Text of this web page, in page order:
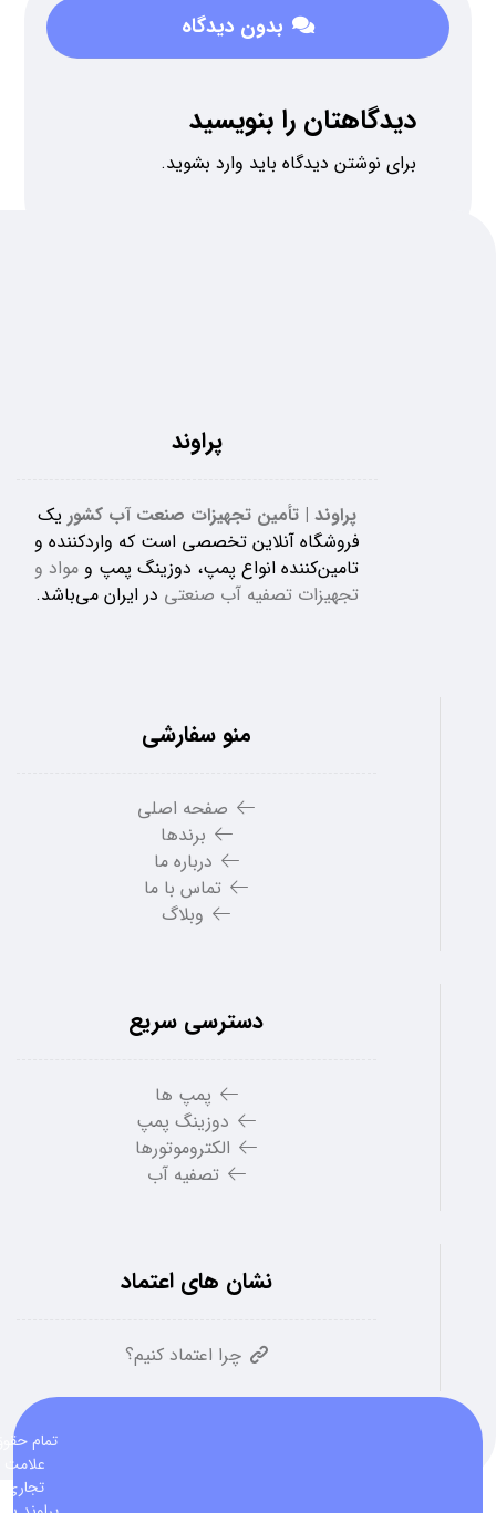
بدون دیدگاه
دیدگاهتان را بنویسید
برای نوشتن دیدگاه باید وارد بشوید.
پراوند
پراوند | تأمین تجهیزات صنعت آب کشور یک
فروشگاه آنلاین تخصصی است که واردکننده و
تامین‌کننده انواع پمپ، دوزینگ پمپ و مواد و
تجهیزات تصفیه آب صنعتی در ایران می‌باشد.
منو سفارشی
صفحه اصلی
برندها
درباره ما
تماس با ما
وبلاگ
دسترسی سریع
پمپ ها
دوزینگ پمپ
الکتروموتورها
تصفیه آب
نشان های اعتماد
چرا اعتماد کنیم؟
تمام
علامت
تجاری